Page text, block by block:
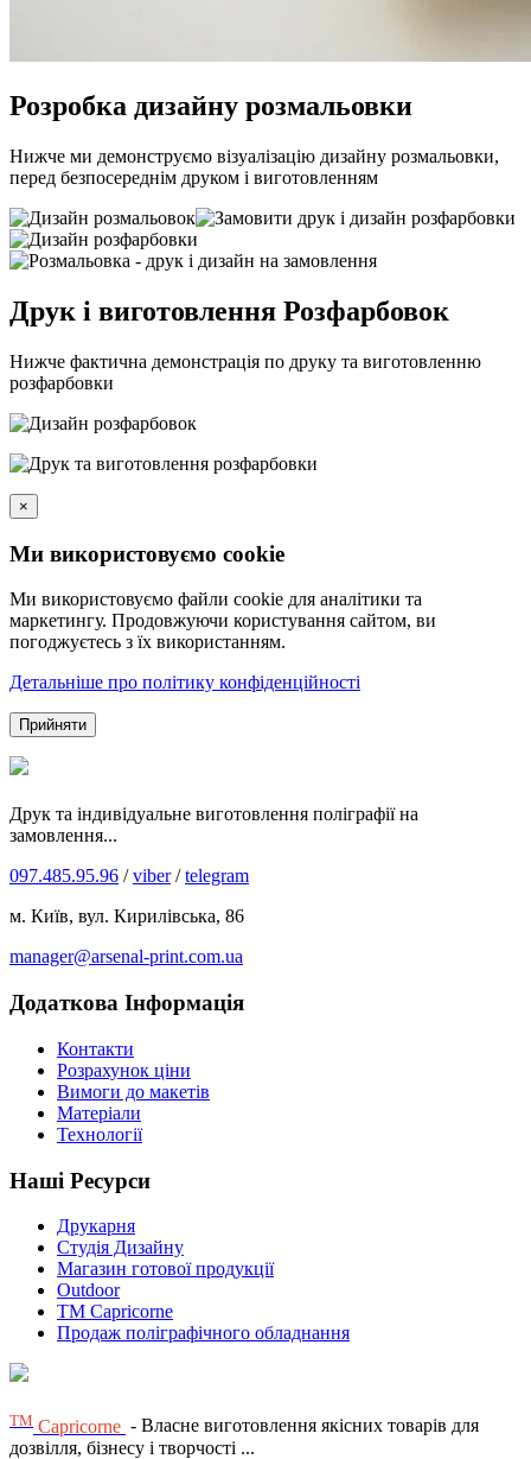
Розробка дизайну розмальовки
Нижче ми демонструємо візуалізацію дизайну розмальовки,
перед безпосереднім друком і виготовленням
Друк і виготовлення Розфарбовок
Нижче фактична демонстрація по друку та виготовленню
розфарбовки
×
Ми використовуємо cookie
Ми використовуємо файли cookie для аналітики та
маркетингу. Продовжуючи користування сайтом, ви
погоджуєтесь з їх використанням.
Детальніше про політику конфіденційності
Прийняти
Друк та індивідуальне виготовлення поліграфії на
замовлення...
097.485.95.96 /viber/telegram
м. Київ, вул. Кирилівська, 86
manager@arsenal-print.com.ua
Додаткова Інформація
Контакти
Розрахунок ціни
Вимоги до макетів
Матеріали
Технології
Наші Ресурси
Друкарня
Студія Дизайну
Магазин готової продукції
Outdoor
TM Capricorne
Продаж поліграфічного обладнання
ТМ Capricorne - Власне виготовлення якісних товарів для
дозвілля, бізнесу і творчості ...